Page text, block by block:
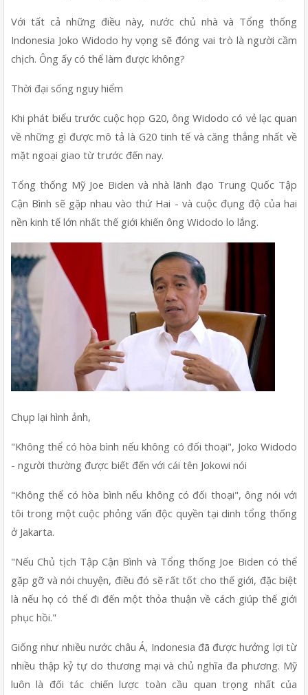
Với tất cả những điều này, nước chủ nhà và Tổng thống
Indonesia Joko Widodo hy vọng sẽ đóng vai trò là người cầm
chịch. Ông ấy có thể làm được không?
Thời đại sống nguy hiểm
Khi phát biểu trước cuộc họp G20, ông Widodo có vẻ lạc quan
về những gì được mô tả là G20 tinh tế và căng thẳng nhất về
mặt ngoại giao từ trước đến nay.
Tổng thống Mỹ Joe Biden và nhà lãnh đạo Trung Quốc Tập
Cận Bình sẽ gặp nhau vào thứ Hai - và cuộc đụng độ của hai
nền kinh tế lớn nhất thế giới khiến ông Widodo lo lắng.
Chụp lại hình ảnh,
"Không thể có hòa bình nếu không có đối thoại", Joko Widodo
- người thường được biết đến với cái tên Jokowi nói
"Không thể có hòa bình nếu không có đối thoại", ông nói với
tôi trong một cuộc phỏng vấn độc quyền tại dinh tổng thống
ở Jakarta.
"Nếu Chủ tịch Tập Cận Bình và Tổng thống Joe Biden có thể
gặp gỡ và nói chuyện, điều đó sẽ rất tốt cho thế giới, đặc biệt
là nếu họ có thể đi đến một thỏa thuận về cách giúp thế giới
phục hồi."
Giống như nhiều nước châu Á, Indonesia đã được hưởng lợi từ
nhiều thập kỷ tự do thương mại và chủ nghĩa đa phương. Mỹ
luôn là đối tác chiến lược toàn cầu quan trọng nhất của